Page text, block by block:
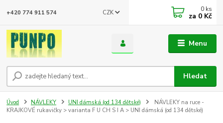
Menu
CZK
Hledat
+420 774 911 574 0 ks
za 0 Kč
Úvod NÁVLEKY UNI dámská (od 134 dětské)
NÁVLEKY na ruce -
KRAJKOVÉ rukavičky > varianta F U CH S I A > UNI dámská (od 134 dětské)